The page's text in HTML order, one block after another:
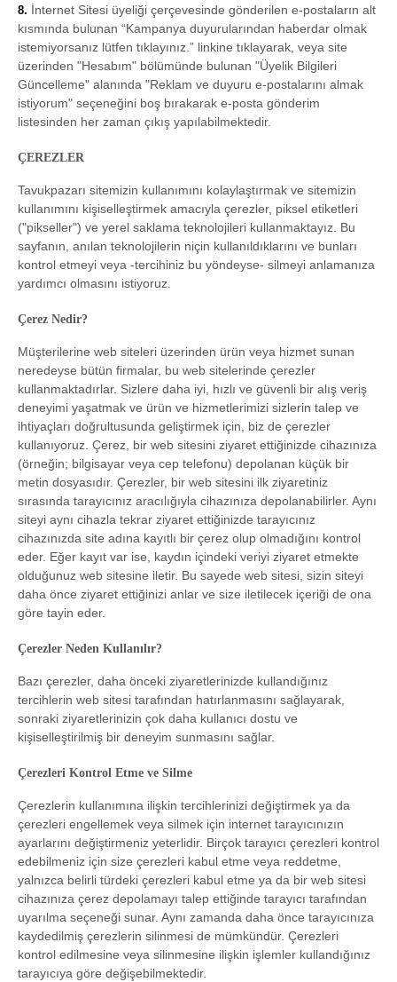
8. İnternet Sitesi üyeliği çerçevesinde gönderilen e-postaların alt
kısmında bulunan “Kampanya duyurularından haberdar olmak
istemiyorsanız lütfen tıklayınız.” linkine tıklayarak, veya site
üzerinden "Hesabım" bölümünde bulunan "Üyelik Bilgileri
Güncelleme" alanında "Reklam ve duyuru e-postalarını almak
istiyorum" seçeneğini boş bırakarak e-posta gönderim
listesinden her zaman çıkış yapılabilmektedir.
ÇEREZLER
Tavukpazarı sitemizin kullanımını kolaylaştırmak ve sitemizin
kullanımını kişiselleştirmek amacıyla çerezler, piksel etiketleri
("pikseller") ve yerel saklama teknolojileri kullanmaktayız. Bu
sayfanın, anılan teknolojilerin niçin kullanıldıklarını ve bunları
kontrol etmeyi veya -tercihiniz bu yöndeyse- silmeyi anlamanıza
yardımcı olmasını istiyoruz.
Çerez Nedir?
Müşterilerine web siteleri üzerinden ürün veya hizmet sunan
neredeyse bütün firmalar, bu web sitelerinde çerezler
kullanmaktadırlar. Sizlere daha iyi, hızlı ve güvenli bir alış veriş
deneyimi yaşatmak ve ürün ve hizmetlerimizi sizlerin talep ve
ihtiyaçları doğrultusunda geliştirmek için, biz de çerezler
kullanıyoruz. Çerez, bir web sitesini ziyaret ettiğinizde cihazınıza
(örneğin; bilgisayar veya cep telefonu) depolanan küçük bir
metin dosyasıdır. Çerezler, bir web sitesini ilk ziyaretiniz
sırasında tarayıcınız aracılığıyla cihazınıza depolanabilirler. Aynı
siteyi aynı cihazla tekrar ziyaret ettiğinizde tarayıcınız
cihazınızda site adına kayıtlı bir çerez olup olmadığını kontrol
eder. Eğer kayıt var ise, kaydın içindeki veriyi ziyaret etmekte
olduğunuz web sitesine iletir. Bu sayede web sitesi, sizin siteyi
daha önce ziyaret ettiğinizi anlar ve size iletilecek içeriği de ona
göre tayin eder.
Çerezler Neden Kullanılır?
Bazı çerezler, daha önceki ziyaretlerinizde kullandığınız
tercihlerin web sitesi tarafından hatırlanmasını sağlayarak,
sonraki ziyaretlerinizin çok daha kullanıcı dostu ve
kişiselleştirilmiş bir deneyim sunmasını sağlar.
Çerezleri Kontrol Etme ve Silme
Çerezlerin kullanımına ilişkin tercihlerinizi değiştirmek ya da
çerezleri engellemek veya silmek için internet tarayıcınızın
ayarlarını değiştirmeniz yeterlidir. Birçok tarayıcı çerezleri kontrol
edebilmeniz için size çerezleri kabul etme veya reddetme,
yalnızca belirli türdeki çerezleri kabul etme ya da bir web sitesi
cihazınıza çerez depolamayı talep ettiğinde tarayıcı tarafından
uyarılma seçeneği sunar. Aynı zamanda daha önce tarayıcınıza
kaydedilmiş çerezlerin silinmesi de mümkündür. Çerezleri
kontrol edilmesine veya silinmesine ilişkin işlemler kullandığınız
tarayıcıya göre değişebilmektedir.